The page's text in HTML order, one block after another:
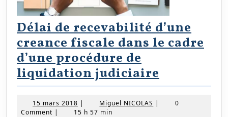
Délai de recevabilité d’une
creance fiscale dans le cadre
d’une procédure de
liquidation judiciaire
de
15 mars 2018 15
mars
| Miguel NICOLAS Miguel
|
0
Comment | 15 h 57 min